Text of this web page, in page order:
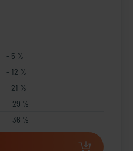
- 5 %
- 12 %
- 21 %
- 29 %
- 36 %